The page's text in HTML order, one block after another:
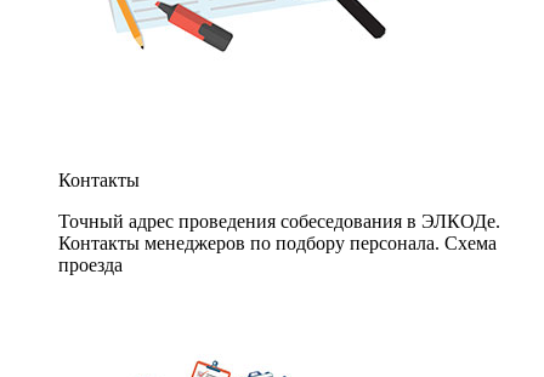
Контакты
Точный адрес проведения собеседования в ЭЛКОДе.
Контакты менеджеров по подбору персонала. Схема
проезда